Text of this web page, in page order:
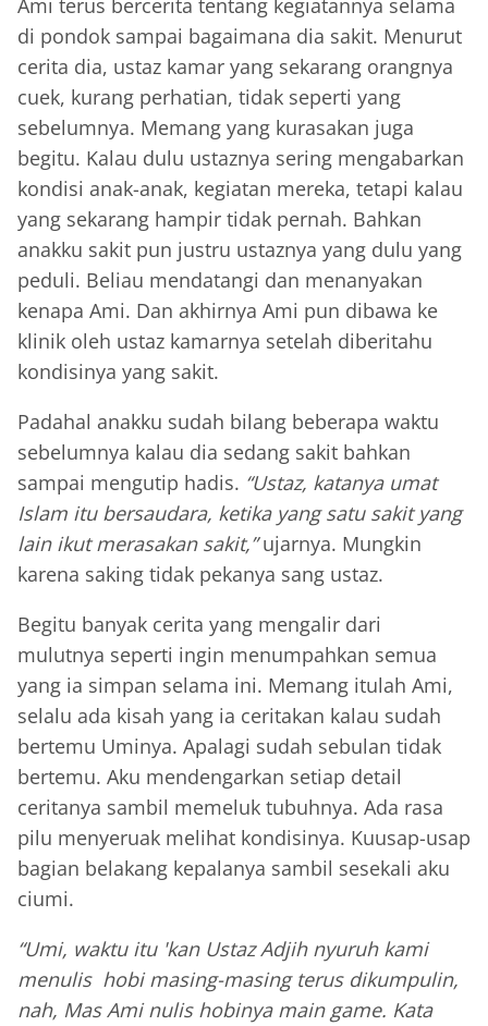
Ami terus bercerita tentang kegiatannya selama
di pondok sampai bagaimana dia sakit. Menurut
cerita dia, ustaz kamar yang sekarang orangnya
cuek, kurang perhatian, tidak seperti yang
sebelumnya. Memang yang kurasakan juga
begitu. Kalau dulu ustaznya sering mengabarkan
kondisi anak-anak, kegiatan mereka, tetapi kalau
yang sekarang hampir tidak pernah. Bahkan
anakku sakit pun justru ustaznya yang dulu yang
peduli. Beliau mendatangi dan menanyakan
kenapa Ami. Dan akhirnya Ami pun dibawa ke
klinik oleh ustaz kamarnya setelah diberitahu
kondisinya yang sakit.
Padahal anakku sudah bilang beberapa waktu
sebelumnya kalau dia sedang sakit bahkan
sampai mengutip hadis. “Ustaz, katanya umat
Islam itu bersaudara, ketika yang satu sakit yang
lain ikut merasakan sakit,”ujarnya. Mungkin
karena saking tidak pekanya sang ustaz.
Begitu banyak cerita yang mengalir dari
mulutnya seperti ingin menumpahkan semua
yang ia simpan selama ini. Memang itulah Ami,
selalu ada kisah yang ia ceritakan kalau sudah
bertemu Uminya. Apalagi sudah sebulan tidak
bertemu. Aku mendengarkan setiap detail
ceritanya sambil memeluk tubuhnya. Ada rasa
pilu menyeruak melihat kondisinya. Kuusap-usap
bagian belakang kepalanya sambil sesekali aku
ciumi.
“Umi, waktu itu 'kan Ustaz Adjih nyuruh kami
menulis hobi masing-masing terus dikumpulin,
nah, Mas Ami nulis hobinya main game. Kata